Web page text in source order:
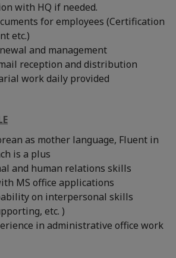
with HQ if needed.
for employees (Certification
etc.)
and management
reception and distribution
work daily provided
as mother language, Fluent in
is a plus
and human relations skills
MS office applications
on interpersonal skills
etc. )
in administrative office work